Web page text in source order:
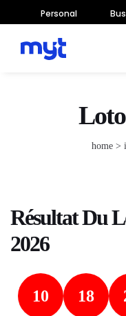
Personal
home>
Résultat Du
2026
10 18